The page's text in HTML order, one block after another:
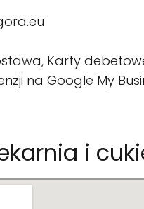
Karty
na Google My
i